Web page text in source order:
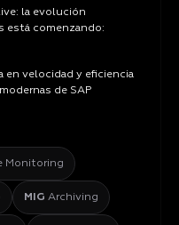
la evolución
está comenzando:
en velocidad y eficiencia
de SAP
Monitoring
MIG Archiving